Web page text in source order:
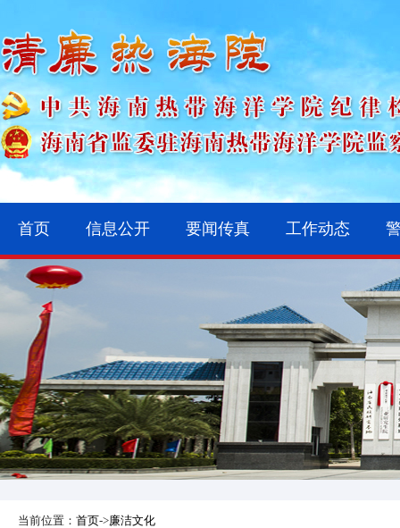
首页 信息公开 要闻传真 工作动态
当前位置： 首页->廉洁文化